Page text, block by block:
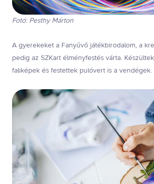
Fotó: Pesthy Márton
A gyerekeket a Fanyűvő játékbirodalom, a
pedig az SZKart élményfestés várta.
faliképek és festettek pulóvert is a vendégek.